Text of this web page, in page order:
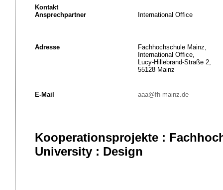
Kontakt
Ansprechpartner
International Office
Adresse
Fachhochschule Mainz,
International Office,
Lucy-Hillebrand-Straße 2,
55128 Mainz
E-Mail aaa@fh-mainz.de
Kooperationsprojekte :
University : Design